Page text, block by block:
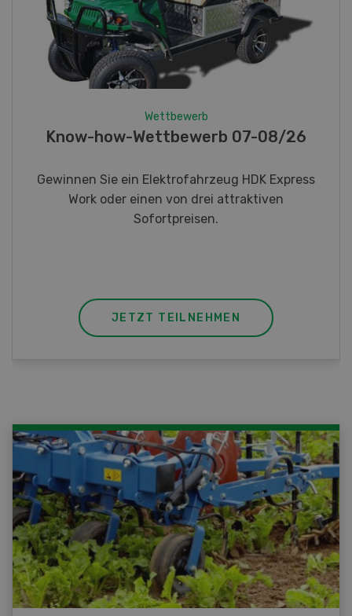
Wettbewerb
Know-how-Wettbewerb 07-08/26
Gewinnen Sie ein Elektrofahrzeug HDK Express
Work oder einen von drei attraktiven
Sofortpreisen.
JETZT TEILNEHMEN